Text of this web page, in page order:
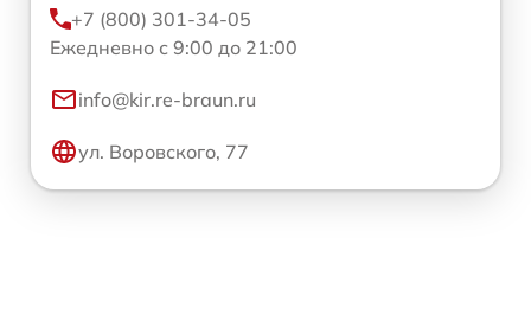
+7 (800) 301-34-05
Ежедневно с 9:00 до 21:00
info@kir.re-braun.ru
ул. Воровского, 77